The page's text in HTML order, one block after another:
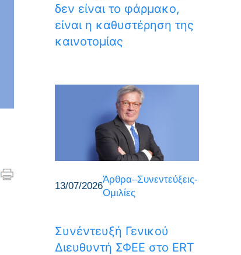
δεν είναι το φάρμακο,
είναι η καθυστέρηση της
καινοτομίας
13/07/2026
Άρθρα–Συνεντεύξεις-
Ομιλίες
Συνέντευξή Γενικού
Διευθυντή ΣΦΕΕ στο ERT